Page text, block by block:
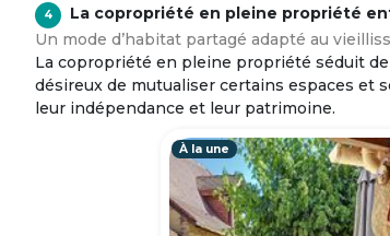
4
La copropriété en pleine propriété
Un mode d’habitat partagé adapté au
La copropriété en pleine propriété séduit
désireux de mutualiser certains espaces et
leur indépendance et leur patrimoine.
À la une